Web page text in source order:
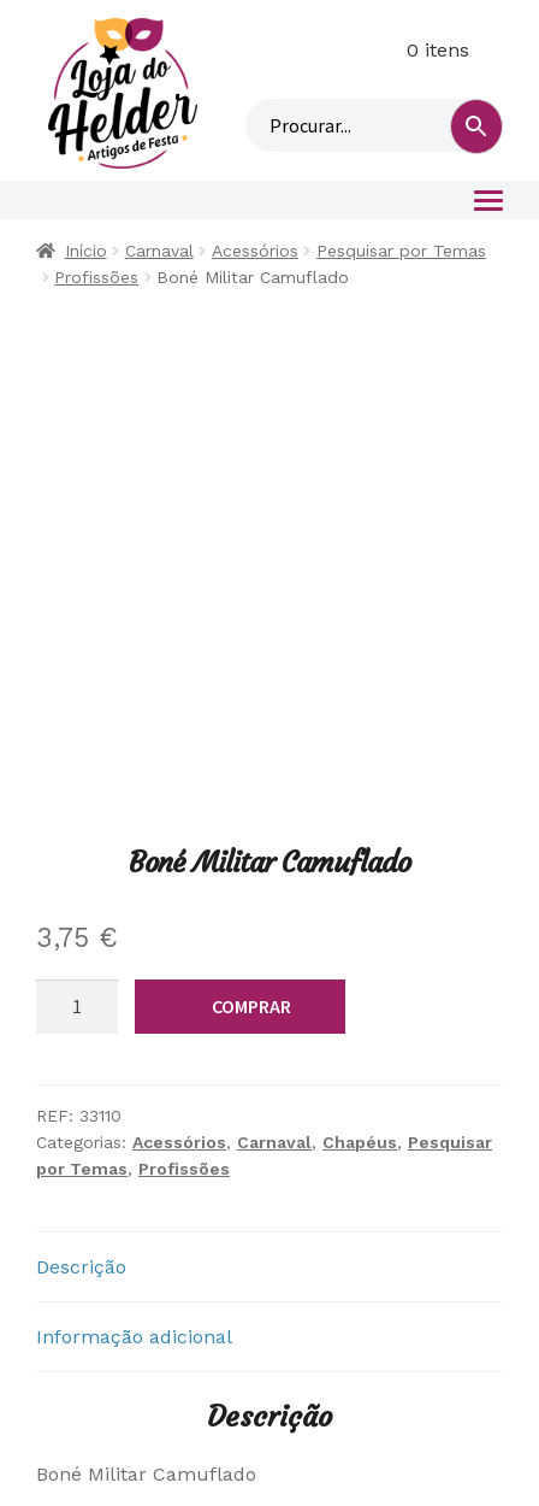
n
0 itens
Início Carnaval Acessórios
Pesquisar por Temas
Profissões
Boné Militar Camuflado
Boné Militar Camuflado
3,75 €
Camuflado
COMPRAR
REF: 33110
Categorias: Acessórios, Carnaval, Chapéus, Pesquisar
por Temas, Profissões
Descrição
Informação adicional
Descrição
Boné Militar Camuflado